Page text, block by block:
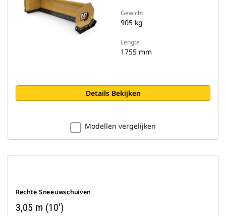
Gewicht
905 kg
Lengte
1755 mm
Details Bekijken
Modellen vergelijken
Rechte Sneeuwschuiven
3,05 m (10')